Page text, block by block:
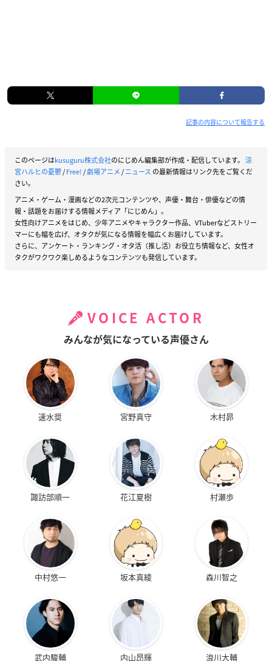
記事の内容について報告する
このページはkusuguru株式会社のにじめん編集部が作成・配信しています。 涼
宮ハルヒの憂鬱/Free!/劇場アニメ/ニュース の最新情報はリンク先をご覧くだ
さい。
アニメ・ゲーム・漫画などの2次元コンテンツや、声優・舞台・俳優などの情
報・話題をお届けする情報メディア「にじめん」。
女性向けアニメをはじめ、少年アニメやキャラクター作品、VTuberなどストリー
マーにも幅を広げ、オタクが気になる情報を幅広くお届けしています。
さらに、アンケート・ランキング・オタ活（推し活）お役立ち情報など、女性オ
タクがワクワク楽しめるようなコンテンツも発信しています。
VOICE ACTOR
みんなが気になっている声優さん
速水奨 宮野真守 木村昴
諏訪部順一 花江夏樹 村瀬歩
中村悠一 坂本真綾 森川智之
武内駿輔 内山昂輝 浪川大輔